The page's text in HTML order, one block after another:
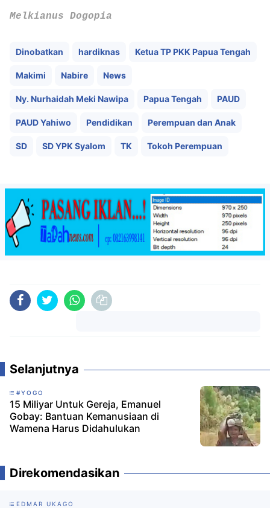
Melkianus Dogopia
Dinobatkan hardiknas Ketua TP PKK Papua Tengah
Makimi Nabire News
Ny. Nurhaidah Meki Nawipa Papua Tengah PAUD
PAUD Yahiwo Pendidikan Perempuan dan Anak
SD SD YPK Syalom TK Tokoh Perempuan
Selanjutnya
#YOGO
15 Miliyar Untuk Gereja, Emanuel
Gobay: Bantuan Kemanusiaan di
Wamena Harus Didahulukan
Direkomendasikan
EDMAR UKAGO